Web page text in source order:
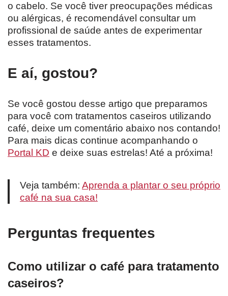
o cabelo. Se você tiver preocupações médicas
ou alérgicas, é recomendável consultar um
profissional de saúde antes de experimentar
esses tratamentos.
E aí, gostou?
Se você gostou desse artigo que preparamos
para você com tratamentos caseiros utilizando
café, deixe um comentário abaixo nos contando!
Para mais dicas continue acompanhando o
Portal KD e deixe suas estrelas! Até a próxima!
Veja também: Aprenda a plantar o seu próprio
café na sua casa!
Perguntas frequentes
Como utilizar o café para tratamento
caseiros?